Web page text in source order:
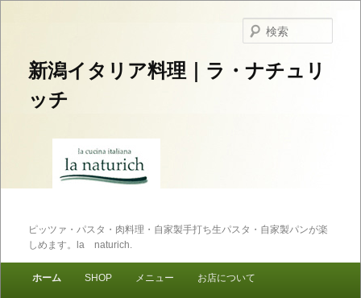
新潟イタリア料理｜ラ・ナチュリ
ッチ
ピッツァ・パスタ・肉料理・自家製手打ち生パスタ・自家製パンが楽
しめます。la naturich.
メインコンテンツへ移動
サブコンテンツへ移動
ホーム SHOP メニュー お店について